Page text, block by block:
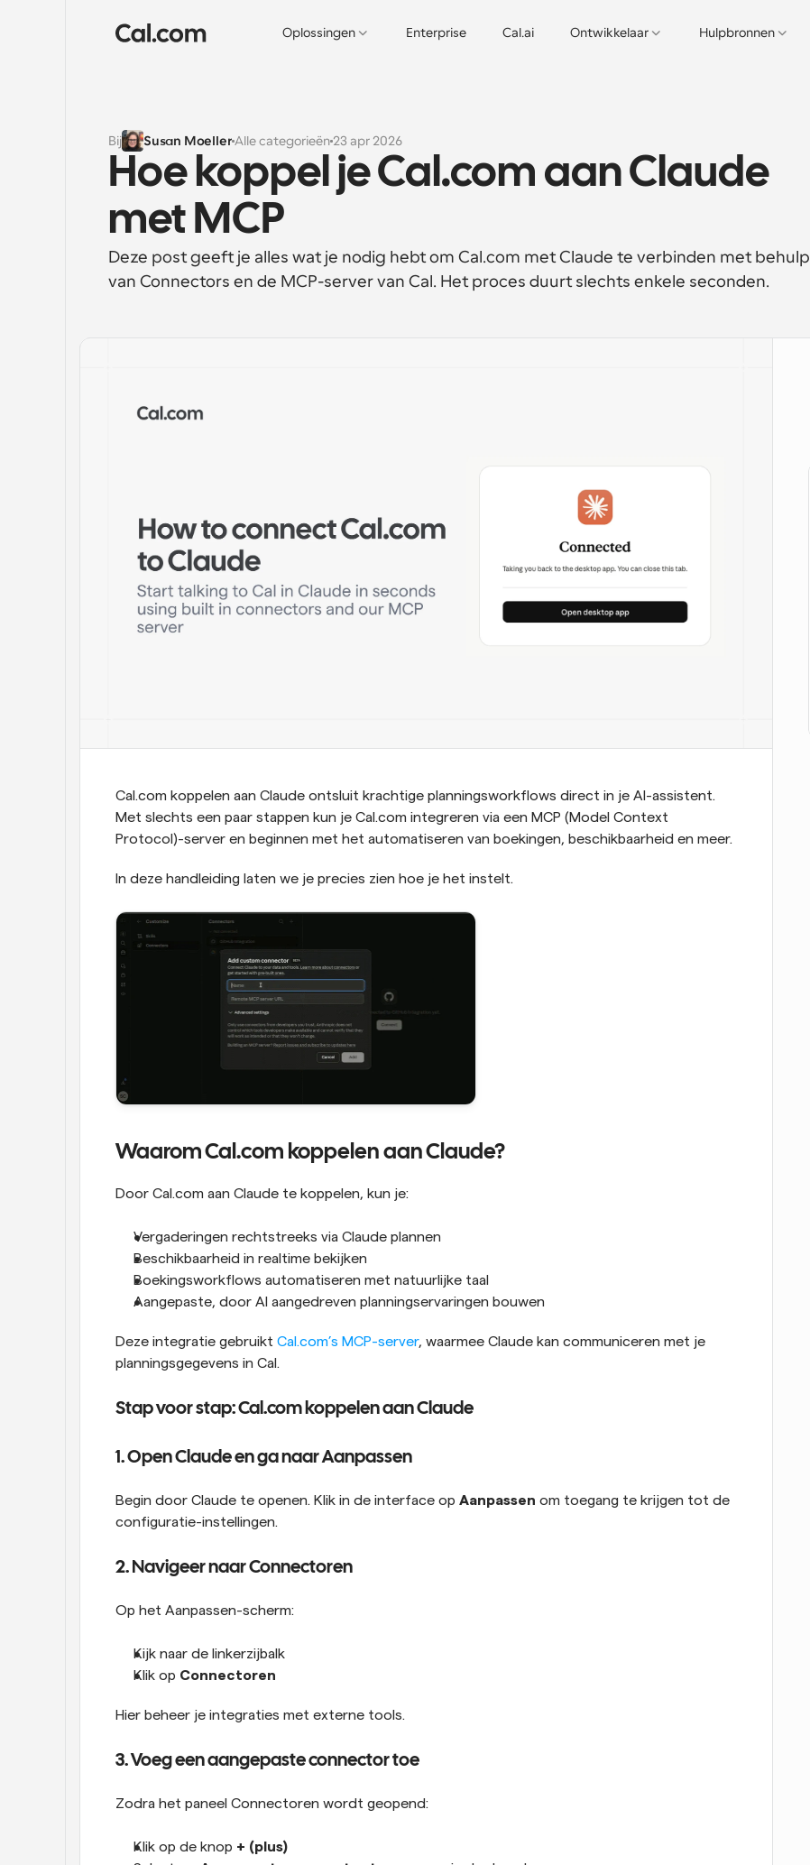
Oplossingen Enterprise Cal.ai Ontwikkelaar Hulpbronnen
Bij Susan Moeller Alle categorieën 23 apr 2026
Hoe koppel je Cal.com aan Claude
met MCP
Deze post geeft je alles wat je nodig hebt om Cal.com met Claude te verbinden met behulp
van Connectors en de MCP-server van Cal. Het proces duurt slechts enkele seconden.
Cal.com koppelen aan Claude ontsluit krachtige planningsworkflows direct in je AI-assistent.
Met slechts een paar stappen kun je Cal.com integreren via een MCP (Model Context
Protocol)-server en beginnen met het automatiseren van boekingen, beschikbaarheid en meer.
In deze handleiding laten we je precies zien hoe je het instelt.
Waarom Cal.com koppelen aan Claude?
Door Cal.com aan Claude te koppelen, kun je:
Vergaderingen rechtstreeks via Claude plannen
Beschikbaarheid in realtime bekijken
Boekingsworkflows automatiseren met natuurlijke taal
Aangepaste, door AI aangedreven planningservaringen bouwen
Deze integratie gebruikt Cal.com’s MCP-server, waarmee Claude kan communiceren met je
planningsgegevens in Cal.
Stap voor stap: Cal.com koppelen aan Claude
1. Open Claude en ga naar Aanpassen
Begin door Claude te openen. Klik in de interface op Aanpassen om toegang te krijgen tot de
configuratie-instellingen.
2. Navigeer naar Connectoren
Op het Aanpassen-scherm:
Kijk naar de linkerzijbalk
Klik op Connectoren
Hier beheer je integraties met externe tools.
3. Voeg een aangepaste connector toe
Zodra het paneel Connectoren wordt geopend:
Klik op de knop + (plus)